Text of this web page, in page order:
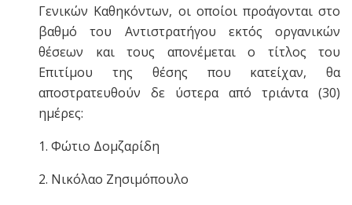
Γενικών Καθηκόντων, οι οποίοι προάγονται στο
βαθμό του Αντιστρατήγου εκτός οργανικών
θέσεων και τους απονέμεται ο τίτλος του
Επιτίμου της θέσης που κατείχαν, θα
αποστρατευθούν δε ύστερα από τριάντα (30)
ημέρες:
1. Φώτιο Δομζαρίδη
2. Νικόλαο Ζησιμόπουλο